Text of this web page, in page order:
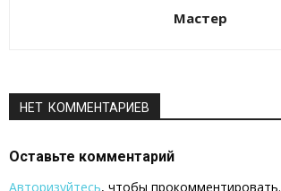
Мастер
НЕТ КОММЕНТАРИЕВ
Оставьте комментарий
Авторизуйтесь, чтобы прокомментировать.